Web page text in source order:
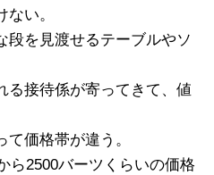
い。
段を見渡せるテーブルやソ
る接待係が寄ってきて、値
価格帯が違う。
ら2500バーツくらいの価格